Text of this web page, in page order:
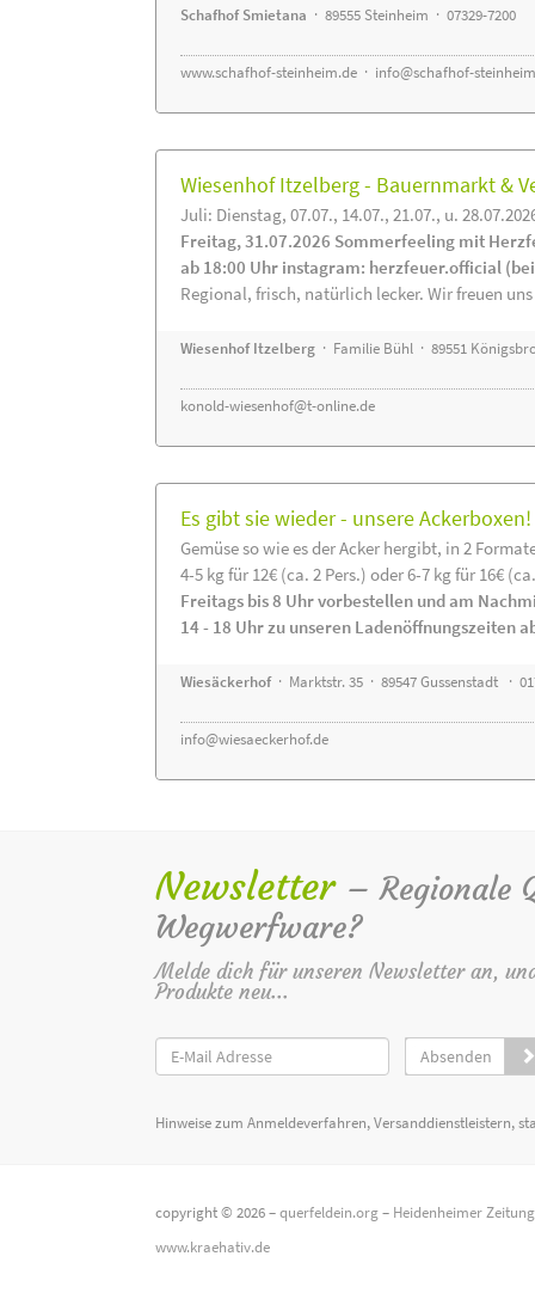
Schafhof Smietana · 89555 Steinheim · 07329-7200
www.schafhof-steinheim.de · info@schafhof-
Wiesenhof Itzelberg - Bauernmarkt &
Juli: Dienstag, 07.07., 14.07., 21.07., u.
Freitag, 31.07.2026 Sommerfeeling mit
ab 18:00 Uhr instagram: herzfeuer.official
Regional, frisch, natürlich lecker. Wir freuen
Wiesenhof Itzelberg · Familie Bühl · 89551
konold-wiesenhof@t-online.de
Es gibt sie wieder - unsere Ackerboxen!
Gemüse so wie es der Acker hergibt, in 2
4-5 kg für 12€ (ca. 2 Pers.) oder 6-7 kg für 16€
Freitags bis 8 Uhr vorbestellen und am
14 - 18 Uhr zu unseren Ladenöffnungszeiten
Wiesäckerhof· Marktstr. 35 · 89547 Gussenstadt ·
info@wiesaeckerhof.de
Newsletter – Regionale
Wegwerfware?
Melde dich für unseren Newsletter an,
Produkte neu...
Absenden
Hinweise zum Anmeldeverfahren, Versanddienstleistern,
copyright © 2026 –querfeldein.org– Heidenheimer
www.kraehativ.de